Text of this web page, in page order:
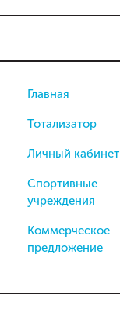
Главная
Тотализатор
Личный кабинет
Спортивные
учреждения
Коммерческое
предложение